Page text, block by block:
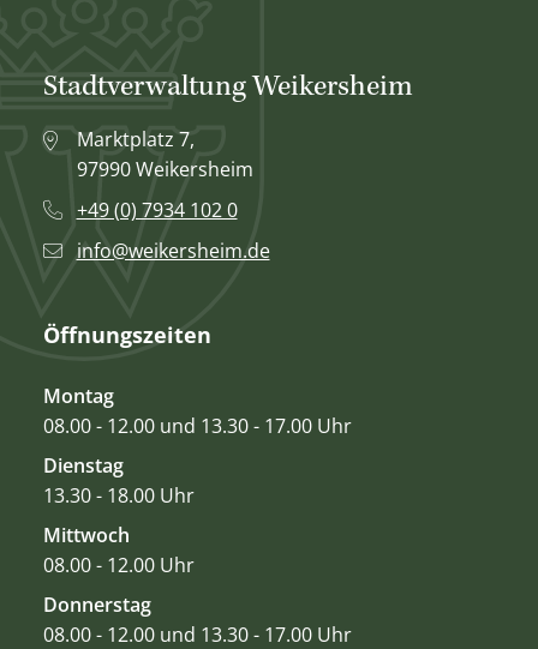
Stadtverwaltung Weikersheim
Marktplatz 7,
97990 Weikersheim
+49 (0) 7934 102 0
info@weikersheim.de
Öffnungszeiten
Montag
08.00 - 12.00 und 13.30 - 17.00 Uhr
Dienstag
13.30 - 18.00 Uhr
Mittwoch
08.00 - 12.00 Uhr
Donnerstag
08.00 - 12.00 und 13.30 - 17.00 Uhr